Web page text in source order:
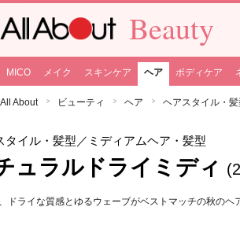
Beauty
MICO メイク スキンケア ヘア ボディケア
All About ビューティ ヘア ヘアスタイル・
タイル・髪型 ／ミディアムヘア・髪型
ュラルドライミディ
ドライな質感とゆるウェーブがベストマッチの秋のヘ